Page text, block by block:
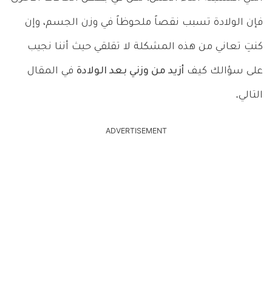
فإن الولادة تسبب نقصاً ملحوظاً في وزن الجسم، وإن
كنتِ تعاني من هذه المشكلة لا تقلقي حيث أننا نجيب
على سؤالك كيف أزيد من وزني بعد الولادة في المقال
التالي.
ADVERTISEMENT